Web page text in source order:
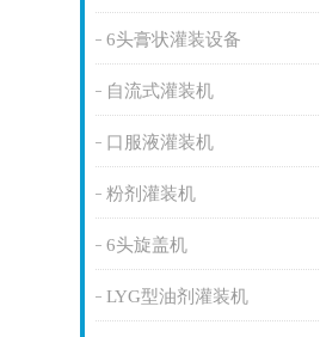
6头膏状灌装设备
自流式灌装机
口服液灌装机
粉剂灌装机
6头旋盖机
LYG型油剂灌装机